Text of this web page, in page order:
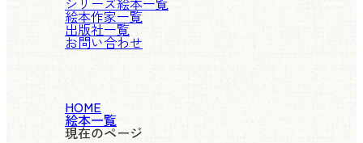
絵本作家一覧
出版社一覧
お問い合わせ
HOME
絵本一覧
現在のページ